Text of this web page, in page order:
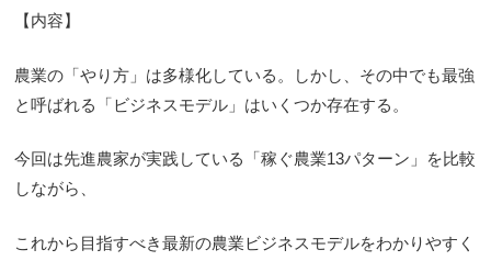
【内容】
農業の「やり方」は多様化している。しかし、その中でも最強
と呼ばれる「ビジネスモデル」はいくつか存在する。
今回は先進農家が実践している「稼ぐ農業13パターン」を比較
しながら、
これから目指すべき最新の農業ビジネスモデルをわかりやすく